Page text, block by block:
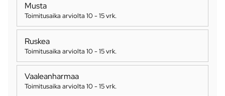
Musta
Toimitusaika arviolta 10 - 15 vrk.
Ruskea
Toimitusaika arviolta 10 - 15 vrk.
Vaaleanharmaa
Toimitusaika arviolta 10 - 15 vrk.